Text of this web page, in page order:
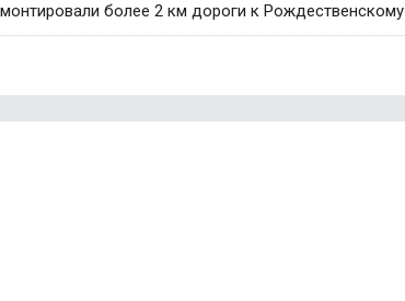
более 2 км дороги к Рождественскому